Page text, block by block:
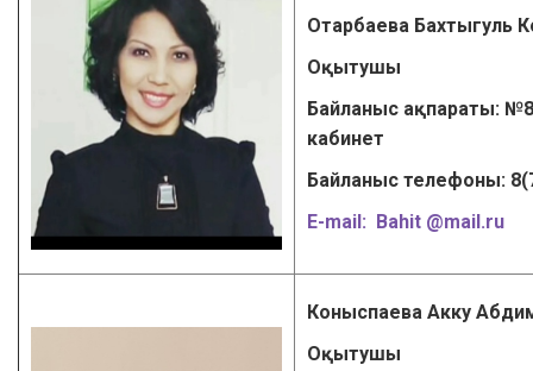
Отарбаева Бахтыгуль
Оқытушы
Байланыс ақпараты:
кабинет
Байланыс телефоны:
Е-mail: Bahit @mail.ru
Коныспаева Акку
Оқытушы